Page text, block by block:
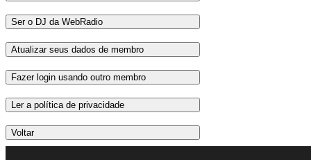
Ser o DJ da WebRadio
Atualizar seus dados de membro
Fazer login usando outro membro
Ler a política de privacidade
Voltar